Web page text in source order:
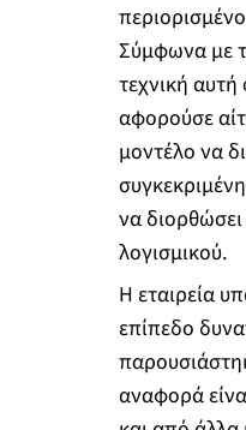
Σύμφωνα με
τεχνική αυτή
αφορούσε
μοντέλο να
να
λογισμικού.
Η εταιρεία
επίπεδο
αναφορά